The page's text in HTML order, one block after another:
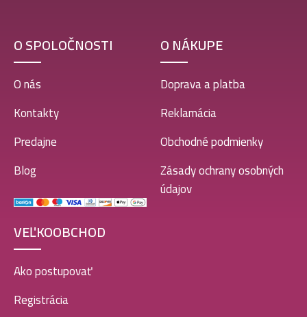
O SPOLOČNOSTI
O nás
Kontakty
Predajne
Blog
O NÁKUPE
Doprava a platba
Reklamácia
Obchodné podmienky
Zásady ochrany osobných
údajov
VEĽKOOBCHOD
Ako postupovať
Registrácia